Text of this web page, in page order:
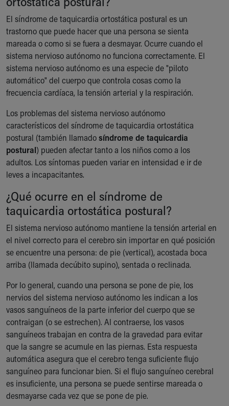
Ronald McDonald House Care Mobile
Health Centers
Symptom Checker
Financial Services
Price Estimates
Family Supports
Sports Health Services Provider for Akron Zips
New Parents
Find a Pediatrician
MyChart
Make an Appointment
Breastfeeding Medicine
Child Passenger Safety
Safe Sleep for Babies
About Akron Children's Pediatrics
Who We Are
Building a Brighter Future
Our Mission, Vision, Promise
Calendar of Events
Community Mission
Our Culture of Caring
Newsroom
Our Leadership
Quality and Patient Safety
Unity and Engagement
Women's Board
Our History
More childhood, please.™
Cincinnati Children's
Your Visit
El síndrome de taquicardia ortostática postural es un
trastorno que puede hacer que una persona se sienta
mareada o como si se fuera a desmayar. Ocurre cuando el
sistema nervioso autónomo no funciona correctamente. El
sistema nervioso autónomo es una especie de "piloto
automático" del cuerpo que controla cosas como la
frecuencia cardíaca, la tensión arterial y la respiración.
Los problemas del sistema nervioso autónomo
característicos del síndrome de taquicardia ortostática
postural (también llamadosíndrome de taquicardia
postural) pueden afectar tanto a los niños como a los
adultos. Los síntomas pueden variar en intensidad e ir de
leves a incapacitantes.
¿Qué ocurre en el síndrome de
taquicardia ortostática postural?
El sistema nervioso autónomo mantiene la tensión arterial en
el nivel correcto para el cerebro sin importar en qué posición
se encuentre una persona: de pie (vertical), acostada boca
arriba (llamada decúbito supino), sentada o reclinada.
Por lo general, cuando una persona se pone de pie, los
nervios del sistema nervioso autónomo les indican a los
vasos sanguíneos de la parte inferior del cuerpo que se
contraigan (o se estrechen). Al contraerse, los vasos
sanguíneos trabajan en contra de la gravedad para evitar
que la sangre se acumule en las piernas. Esta respuesta
automática asegura que el cerebro tenga suficiente flujo
sanguíneo para funcionar bien. Si el flujo sanguíneo cerebral
es insuficiente, una persona se puede sentirse mareada o
desmayarse cada vez que se pone de pie.